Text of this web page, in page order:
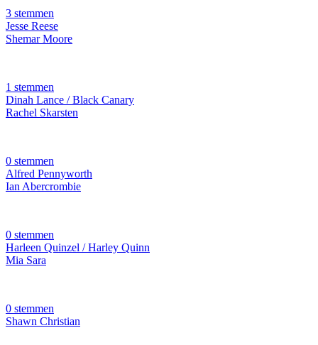
3 stemmen
Jesse Reese
Shemar Moore
1 stemmen
Dinah Lance / Black Canary
Rachel Skarsten
0 stemmen
Alfred Pennyworth
Ian Abercrombie
0 stemmen
Harleen Quinzel / Harley Quinn
Mia Sara
0 stemmen
Shawn Christian